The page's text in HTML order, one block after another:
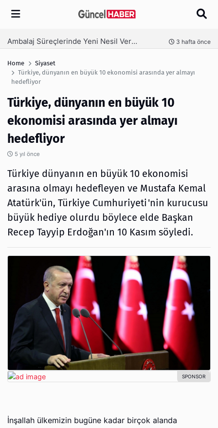
Arama
Ambalaj Süreçlerinde Yeni Nesil Verimliliği Olimpack ile Yakalayın 3 hafta önce
Home
Siyaset
Türkiye, dünyanın en büyük 10 ekonomisi arasında yer almayı
hedefliyor
Türkiye, dünyanın en büyük 10
ekonomisi arasında yer almayı
hedefliyor
5 yıl önce
Türkiye dünyanın en büyük 10 ekonomisi
arasına olmayı hedefleyen ve Mustafa Kemal
Atatürk'ün, Türkiye Cumhuriyeti'nin kurucusu
büyük hediye olurdu böylece elde Başkan
Recep Tayyip Erdoğan'ın 10 Kasım söyledi.
İnşallah ülkemizin bugüne kadar birçok alanda